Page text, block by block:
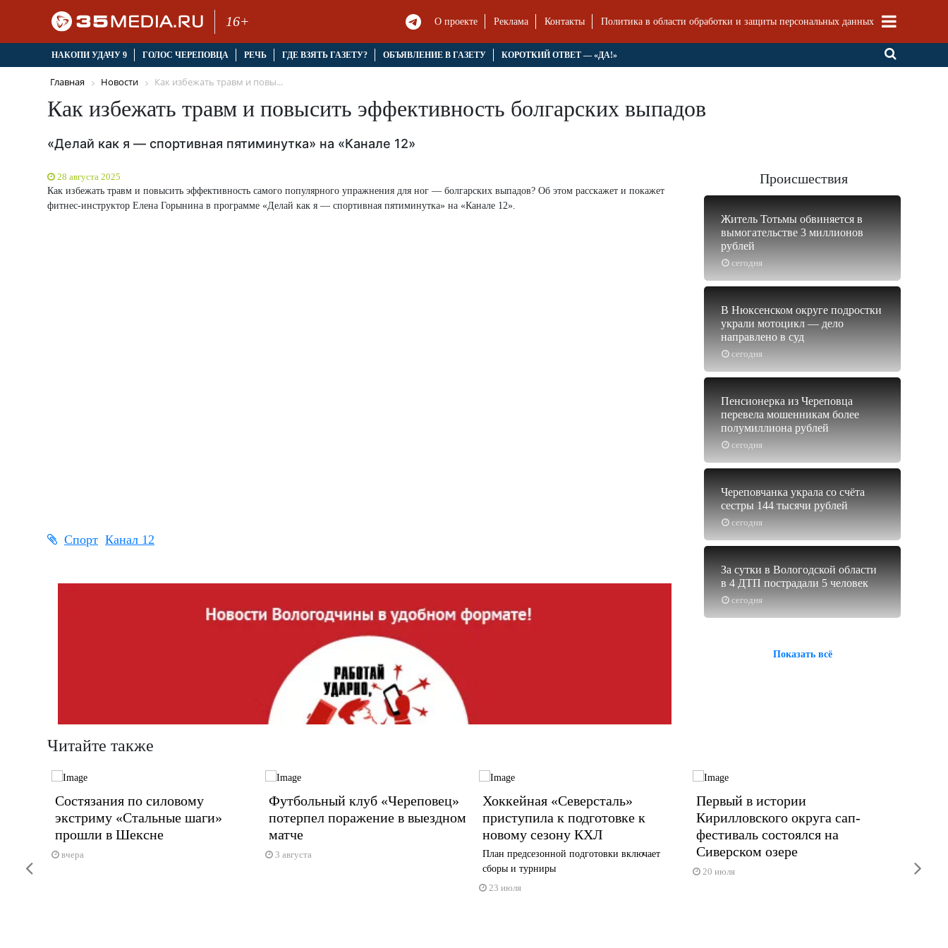
16+ О проекте Реклама Контакты Политика в области обработки и защиты персональных данных
НАКОПИ УДАЧУ 9 ГОЛОС ЧЕРЕПОВЦА РЕЧЬ ГДЕ ВЗЯТЬ ГАЗЕТУ? ОБЪЯВЛЕНИЕ В ГАЗЕТУ КОРОТКИЙ ОТВЕТ — «ДА!»
Главная Новости Как избежать травм и повы...
Как избежать травм и повысить эффективность болгарских выпадов
«Делай как я — спортивная пятиминутка» на «Канале 12»
28 августа 2025
Как избежать травм и повысить эффективность самого популярного упражнения для ног — болгарских выпадов? Об этом расскажет и покажет
фитнес-инструктор Елена Горынина в программе «Делай как я — спортивная пятиминутка» на «Канале 12».
Спорт Канал 12
Происшествия
сегодня
Житель Тотьмы обвиняется в
вымогательстве 3 миллионов
рублей
сегодня
В Нюксенском округе подростки
украли мотоцикл — дело
направлено в суд
сегодня
Пенсионерка из Череповца
перевела мошенникам более
полумиллиона рублей
сегодня
Череповчанка украла со счёта
сестры 144 тысячи рублей
сегодня
За сутки в Вологодской области
в 4 ДТП пострадали 5 человек
Показать всё
Читайте также
Состязания по силовому
экстриму «Стальные шаги»
прошли в Шексне
вчера
Футбольный клуб «Череповец»
потерпел поражение в выездном
матче
3 августа
Хоккейная «Северсталь»
приступила к подготовке к
новому сезону КХЛ
План предсезонной подготовки включает
сборы и турниры
23 июля
Первый в истории
Кирилловского округа сап-
фестиваль состоялся на
Сиверском озере
20 июля
8 июля